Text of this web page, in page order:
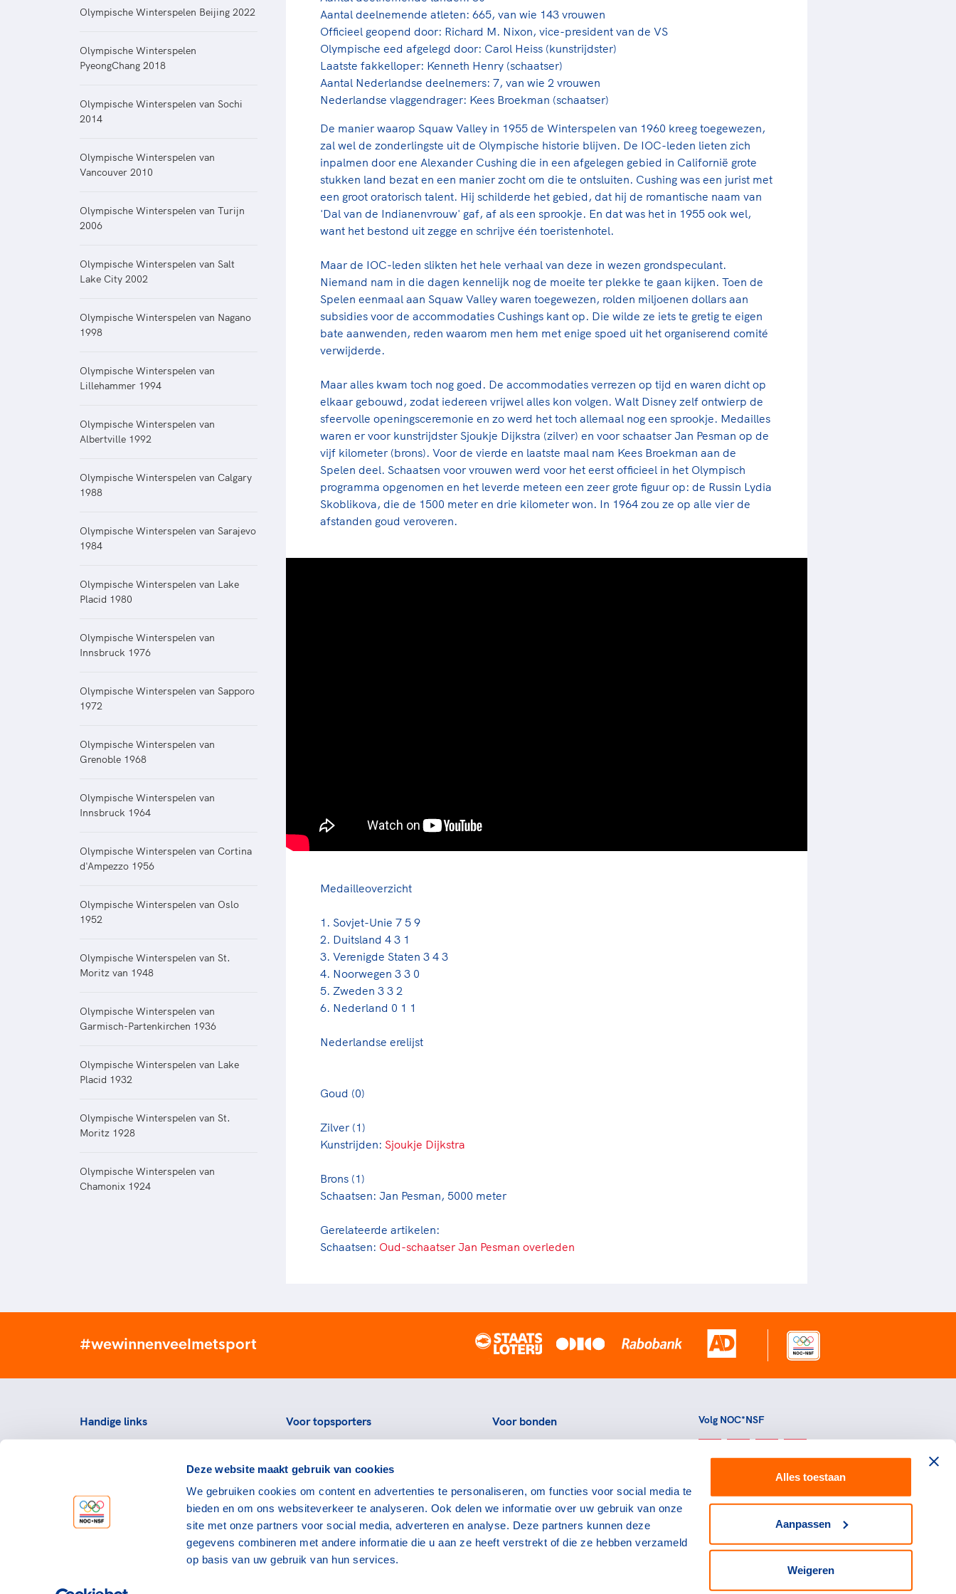
Deze website maakt gebruik van cookies
We gebruiken cookies om content en advertenties te personaliseren, om functies voor social media te
bieden en om ons websiteverkeer te analyseren. Ook delen we informatie over uw gebruik van onze
site met onze partners voor social media, adverteren en analyse. Deze partners kunnen deze
gegevens combineren met andere informatie die u aan ze heeft verstrekt of die ze hebben verzameld
op basis van uw gebruik van hun services.
Alles toestaan
Aanpassen
Weigeren
positionering van sport
Sportakkoord II
van je buurjongen.
Diversiteit en inclusie
Gezonde sportomgeving
Vitale clubs en bestuurlijk kader
Lees verder
Olympische Winterspelen Beijing 2022
Olympische Winterspelen
PyeongChang 2018
Olympische Winterspelen van Sochi
2014
Olympische Winterspelen van
Vancouver 2010
Olympische Winterspelen van Turijn
2006
Olympische Winterspelen van Salt
Lake City 2002
Olympische Winterspelen van Nagano
1998
Olympische Winterspelen van
Lillehammer 1994
Olympische Winterspelen van
Albertville 1992
Olympische Winterspelen van Calgary
1988
Olympische Winterspelen van Sarajevo
1984
Olympische Winterspelen van Lake
Placid 1980
Olympische Winterspelen van
Innsbruck 1976
Olympische Winterspelen van Sapporo
1972
Olympische Winterspelen van
Grenoble 1968
Olympische Winterspelen van
Innsbruck 1964
Olympische Winterspelen van Cortina
d'Ampezzo 1956
Olympische Winterspelen van Oslo
1952
Olympische Winterspelen van St.
Moritz van 1948
Olympische Winterspelen van
Garmisch-Partenkirchen 1936
Olympische Winterspelen van Lake
Placid 1932
Olympische Winterspelen van St.
Moritz 1928
Olympische Winterspelen van
Chamonix 1924
Aantal deelnemende atleten: 665, van wie 143 vrouwen
Officieel geopend door: Richard M. Nixon, vice-president van de VS
Olympische eed afgelegd door: Carol Heiss (kunstrijdster)
Laatste fakkelloper: Kenneth Henry (schaatser)
Aantal Nederlandse deelnemers: 7, van wie 2 vrouwen
Nederlandse vlaggendrager: Kees Broekman (schaatser)
De manier waarop Squaw Valley in 1955 de Winterspelen van 1960 kreeg toegewezen,
zal wel de zonderlingste uit de Olympische historie blijven. De IOC-leden lieten zich
inpalmen door ene Alexander Cushing die in een afgelegen gebied in Californië grote
stukken land bezat en een manier zocht om die te ontsluiten. Cushing was een jurist met
een groot oratorisch talent. Hij schilderde het gebied, dat hij de romantische naam van
'Dal van de Indianenvrouw' gaf, af als een sprookje. En dat was het in 1955 ook wel,
want het bestond uit zegge en schrijve één toeristenhotel.
Maar de IOC-leden slikten het hele verhaal van deze in wezen grondspeculant.
Niemand nam in die dagen kennelijk nog de moeite ter plekke te gaan kijken. Toen de
Spelen eenmaal aan Squaw Valley waren toegewezen, rolden miljoenen dollars aan
subsidies voor de accommodaties Cushings kant op. Die wilde ze iets te gretig te eigen
bate aanwenden, reden waarom men hem met enige spoed uit het organiserend comité
verwijderde.
Maar alles kwam toch nog goed. De accommodaties verrezen op tijd en waren dicht op
elkaar gebouwd, zodat iedereen vrijwel alles kon volgen. Walt Disney zelf ontwierp de
sfeervolle openingsceremonie en zo werd het toch allemaal nog een sprookje. Medailles
waren er voor kunstrijdster Sjoukje Dijkstra (zilver) en voor schaatser Jan Pesman op de
vijf kilometer (brons). Voor de vierde en laatste maal nam Kees Broekman aan de
Spelen deel. Schaatsen voor vrouwen werd voor het eerst officieel in het Olympisch
programma opgenomen en het leverde meteen een zeer grote figuur op: de Russin Lydia
Skoblikova, die de 1500 meter en drie kilometer won. In 1964 zou ze op alle vier de
afstanden goud veroveren.
Medailleoverzicht
1. Sovjet-Unie 7 5 9
2. Duitsland 4 3 1
3. Verenigde Staten 3 4 3
4. Noorwegen 3 3 0
5. Zweden 3 3 2
6. Nederland 0 1 1
Nederlandse erelijst
Goud (0)
Zilver (1)
Kunstrijden: Sjoukje Dijkstra
Brons (1)
Schaatsen: Jan Pesman, 5000 meter
Gerelateerde artikelen:
Schaatsen: Oud-schaatser Jan Pesman overleden
#wewinnenveelmetsport
Handige links
Werken bij NOC*NSF
Openstaande vacatures
Voor topsporters
Voorzieningen voor topsporters
Downloads en links voor
topsporters
Atletencommissie
Voor bonden
Portal
Nieuws
Contact
Volg NOC*NSF